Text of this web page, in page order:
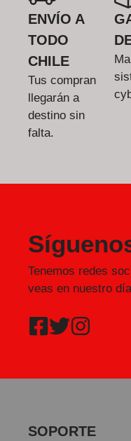
ENVÍO A
TODO
CHILE
Tus compran
llegarán a
destino sin
falta.
Tenemos redes
veas en nuestro
SOPORTE